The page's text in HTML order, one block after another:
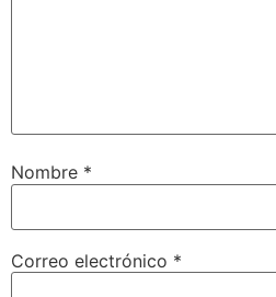
Nombre *
Correo electrónico *